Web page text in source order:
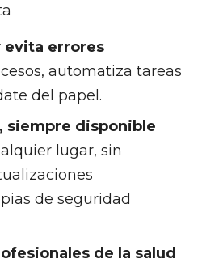
evita errores
automatiza tareas
del papel.
siempre disponible
lugar, sin
de seguridad
de la salud